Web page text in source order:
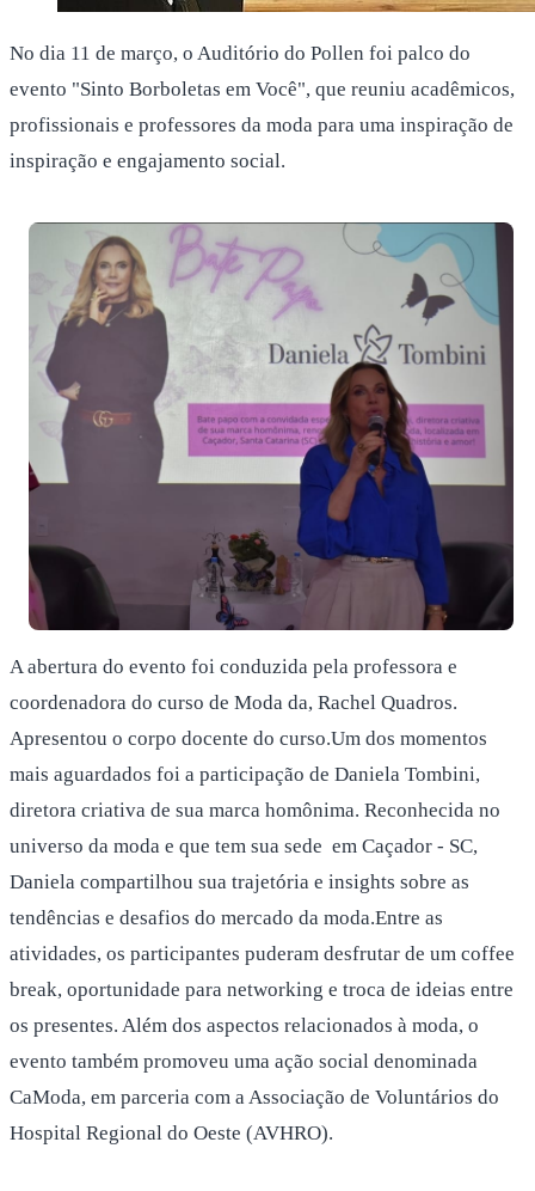
No dia 11 de março, o Auditório do Pollen foi palco do
evento "Sinto Borboletas em Você", que reuniu acadêmicos,
profissionais e professores da moda para uma inspiração de
inspiração e engajamento social.
A abertura do evento foi conduzida pela professora e
coordenadora do curso de Moda da, Rachel Quadros.
Apresentou o corpo docente do curso.Um dos momentos
mais aguardados foi a participação de Daniela Tombini,
diretora criativa de sua marca homônima. Reconhecida no
universo da moda e que tem sua sede em Caçador - SC,
Daniela compartilhou sua trajetória e insights sobre as
tendências e desafios do mercado da moda.Entre as
atividades, os participantes puderam desfrutar de um coffee
break, oportunidade para networking e troca de ideias entre
os presentes. Além dos aspectos relacionados à moda, o
evento também promoveu uma ação social denominada
CaModa, em parceria com a Associação de Voluntários do
Hospital Regional do Oeste (AVHRO).